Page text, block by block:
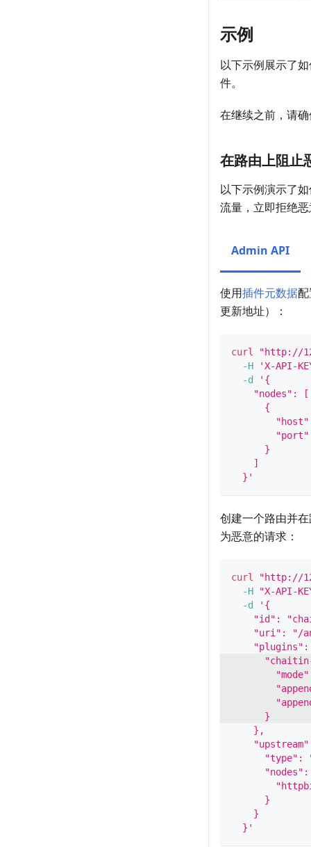
示例
以下示例展示了
件。
在继续之前，请
在路由上阻止
以下示例演示了
流量，立即拒绝
Admin API
使用插件元数据
更新地址）：
curl
"http://
-H
'X-API-
-d
'{
    "nodes": [
      {
      }
    ]
  }'
创建一个路由并
为恶意的请求：
curl
"http://
-H
"X-API-
-d
'{
"id":
"uri": "/
"plugins":
      }
    },
"type":
"nodes":
      }
    }
  }'